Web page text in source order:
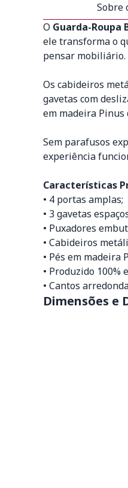
Sobre
O Guarda-Roupa
ele transforma o
pensar mobiliário.
Os cabideiros
gavetas com
em madeira Pinus
Sem parafusos
experiência
Características
• 4 portas amplas;
• 3 gavetas
• Puxadores
• Cabideiros
• Pés em madeira
• Produzido 100%
• Cantos
Dimensões e